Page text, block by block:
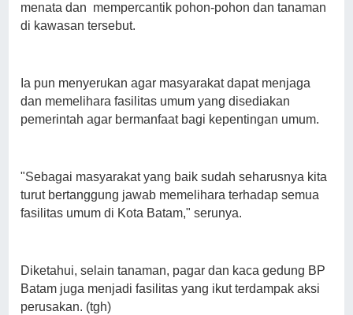
menata dan mempercantik pohon-pohon dan tanaman
di kawasan tersebut.
Ia pun menyerukan agar masyarakat dapat menjaga
dan memelihara fasilitas umum yang disediakan
pemerintah agar bermanfaat bagi kepentingan umum.
"Sebagai masyarakat yang baik sudah seharusnya kita
turut bertanggung jawab memelihara terhadap semua
fasilitas umum di Kota Batam," serunya.
Diketahui, selain tanaman, pagar dan kaca gedung BP
Batam juga menjadi fasilitas yang ikut terdampak aksi
perusakan. (tgh)